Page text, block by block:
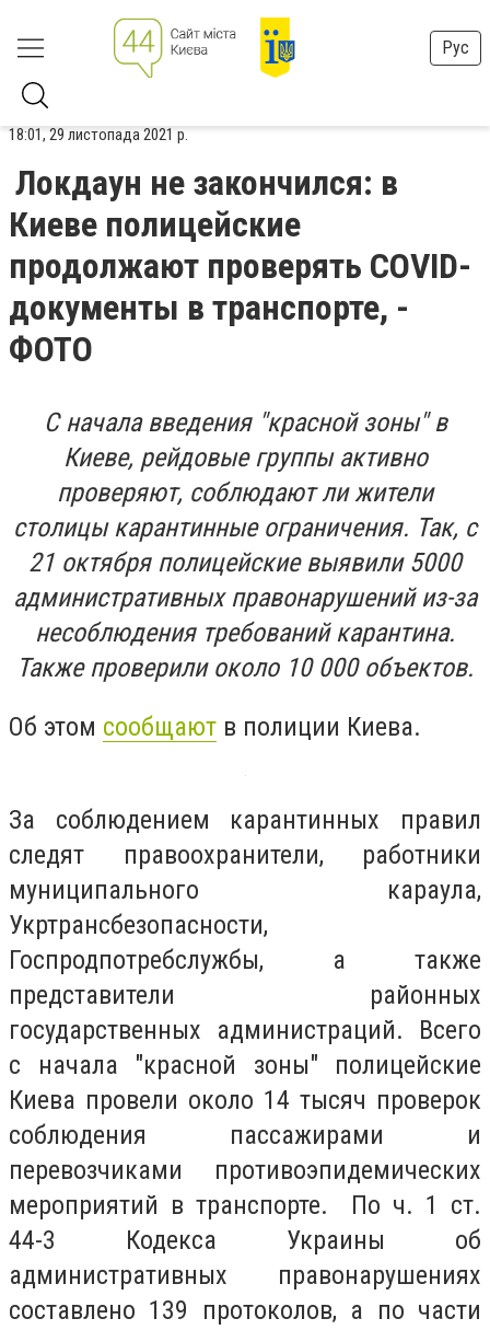
Рус
18:01, 29 листопада 2021 р.
Локдаун не закончился: в
Киеве полицейские
продолжают проверять COVID-
документы в транспорте, -
ФОТО
С начала введения "красной зоны" в
Киеве, рейдовые группы активно
проверяют, соблюдают ли жители
столицы карантинные ограничения. Так, с
21 октября полицейские выявили 5000
административных правонарушений из-за
несоблюдения требований карантина.
Также проверили около 10 000 объектов.
Об этом сообщают в полиции Киева.
За соблюдением карантинных правил
следят правоохранители, работники
муниципального караула,
Укртрансбезопасности,
Госпродпотребслужбы, а также
представители районных
государственных администраций. Всего
с начала "красной зоны" полицейские
Киева провели около 14 тысяч проверок
соблюдения пассажирами и
перевозчиками противоэпидемических
мероприятий в транспорте. По ч. 1 ст.
44-3 Кодекса Украины об
административных правонарушениях
составлено 139 протоколов, а по части